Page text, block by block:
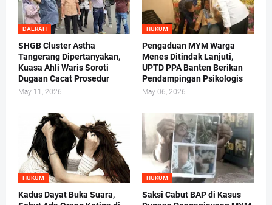
DAERAH
SHGB Cluster Astha
Tangerang Dipertanyakan,
Kuasa Ahli Waris Soroti
Dugaan Cacat Prosedur
May 11, 2026
HUKUM
Pengaduan MYM Warga
Menes Ditindak Lanjuti,
UPTD PPA Banten Berikan
Pendampingan Psikologis
May 06, 2026
HUKUM
Kadus Dayat Buka Suara,
HUKUM
Saksi Cabut BAP di Kasus